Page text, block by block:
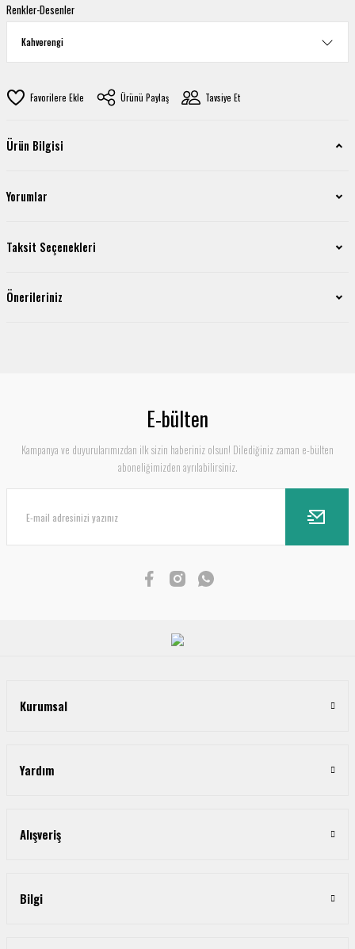
Renkler-Desenler
Ürünü Paylaş Tavsiye Et
Ürün Bilgisi
Yorumlar
Taksit Seçenekleri
Önerileriniz
E-bülten
Kampanya ve duyurularımızdan ilk sizin haberiniz olsun! Dilediğiniz zaman e-bülten
aboneliğimizden ayrılabilirsiniz.
Kurumsal
Yardım
Alışveriş
Bilgi